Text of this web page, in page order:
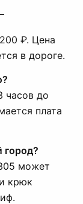
₽. Цена
в дороге.
часов до
плата
город?
может
крюк